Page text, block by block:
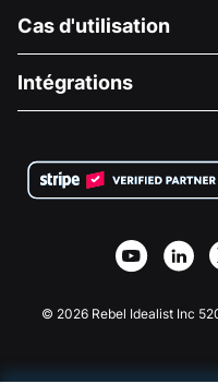
À propos de nous
Carrières
Confidentialité
Partenariat d'affiliation
Bibliothèque
Cas d'utilisation
Collecte de fonds
Collecte de fonds
Intégrations
Plugin de don Wix
Application de don
Don Joomla
© 2026 Rebel Idealist Inc